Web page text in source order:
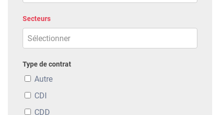
Secteurs
Type de contrat
Autre
CDI
CDD